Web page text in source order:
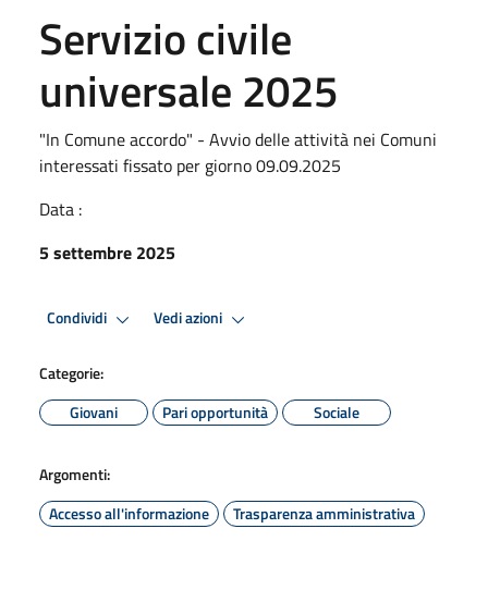
Servizio civile
universale 2025
"In Comune accordo" - Avvio delle attività nei Comuni
interessati fissato per giorno 09.09.2025
Data :
5 settembre 2025
Condividi Vedi azioni
Categorie:
Giovani
Pari opportunità Sociale
Argomenti:
Accesso all'informazione
Trasparenza amministrativa